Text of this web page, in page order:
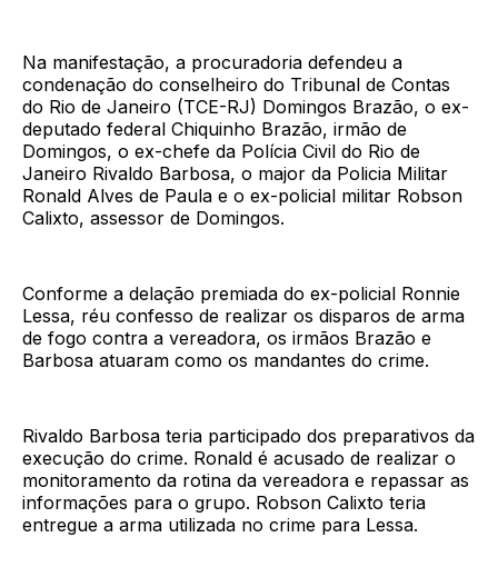
Na manifestação, a procuradoria defendeu a
condenação do conselheiro do Tribunal de Contas
do Rio de Janeiro (TCE-RJ) Domingos Brazão, o ex-
deputado federal Chiquinho Brazão, irmão de
Domingos, o ex-chefe da Polícia Civil do Rio de
Janeiro Rivaldo Barbosa, o major da Policia Militar
Ronald Alves de Paula e o ex-policial militar Robson
Calixto, assessor de Domingos.
Conforme a delação premiada do ex-policial Ronnie
Lessa, réu confesso de realizar os disparos de arma
de fogo contra a vereadora, os irmãos Brazão e
Barbosa atuaram como os mandantes do crime.
Rivaldo Barbosa teria participado dos preparativos da
execução do crime. Ronald é acusado de realizar o
monitoramento da rotina da vereadora e repassar as
informações para o grupo. Robson Calixto teria
entregue a arma utilizada no crime para Lessa.